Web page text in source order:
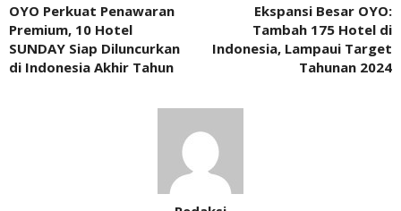
OYO Perkuat Penawaran
Premium, 10 Hotel
SUNDAY Siap Diluncurkan
di Indonesia Akhir Tahun
Ekspansi Besar OYO:
Tambah 175 Hotel di
Indonesia, Lampaui Target
Tahunan 2024